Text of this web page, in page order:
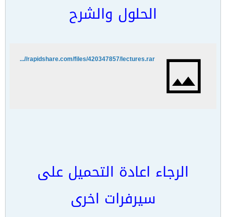
الحلول والشرح
http://rapidshare.com/files/420347857/lectures.rar
الرجاء اعادة التحميل على
سيرفرات اخرى